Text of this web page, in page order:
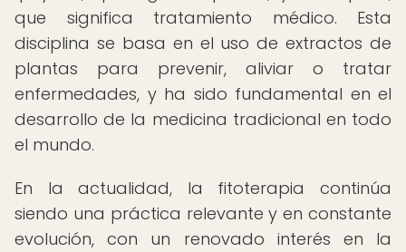
que significa tratamiento médico. Esta
disciplina se basa en el uso de extractos de
plantas para prevenir, aliviar o tratar
enfermedades, y ha sido fundamental en el
desarrollo de la medicina tradicional en todo
el mundo.
En la actualidad, la fitoterapia continúa
siendo una práctica relevante y en constante
evolución, con un renovado interés en la